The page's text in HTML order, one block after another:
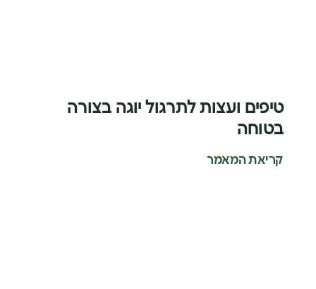
טיפים ועצות לתרגול יוגה בצורה
בטוחה
קריאת המאמר